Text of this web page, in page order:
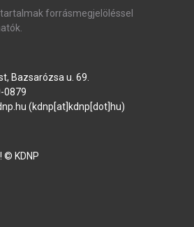
forrásmegjelöléssel
Bazsarózsa u. 69.
0879
.hu (kdnp[at]kdnp[dot]hu)
© KDNP